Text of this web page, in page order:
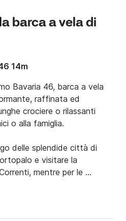
barca a vela di
14m
Bavaria 46, barca a vela
raffinata ed
crociere o rilassanti
o alla famiglia.
delle splendide città di
e visitare la
mentre per le
Sud verso Malta.